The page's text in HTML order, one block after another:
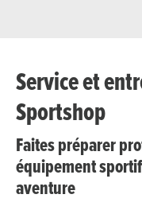
Service et
Sportshop
Faites préparer
équipement
aventure